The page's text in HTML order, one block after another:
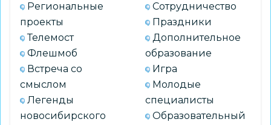
Региональные
проекты
Телемост
Флешмоб
Встреча со
смыслом
Легенды
новосибирского
Сотрудничество
Праздники
Дополнительное
образование
Игра
Молодые
специалисты
Образовательный